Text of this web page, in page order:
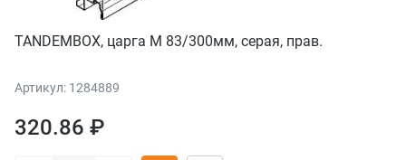
TANDEMBOX, царга M 83/300мм, серая, прав.
Артикул: 1284889
320.86 ₽